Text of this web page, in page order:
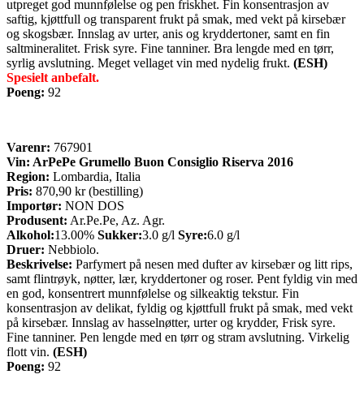
utpreget god munnfølelse og pen friskhet. Fin konsentrasjon av
saftig, kjøttfull og transparent frukt på smak, med vekt på kirsebær
og skogsbær. Innslag av urter, anis og kryddertoner, samt en fin
saltmineralitet. Frisk syre. Fine tanniner. Bra lengde med en tørr,
syrlig avslutning. Meget vellaget vin med nydelig frukt. (ESH)
Spesielt anbefalt.
Poeng: 92
Varenr: 767901
Vin: ArPePe Grumello Buon Consiglio Riserva 2016
Region: Lombardia, Italia
Pris: 870,90 kr (bestilling)
Importør: NON DOS
Produsent: Ar.Pe.Pe, Az. Agr.
Alkohol:13.00% Sukker:3.0 g/l Syre:6.0 g/l
Druer: Nebbiolo.
Beskrivelse: Parfymert på nesen med dufter av kirsebær og litt rips,
samt flintrøyk, nøtter, lær, kryddertoner og roser. Pent fyldig vin med
en god, konsentrert munnfølelse og silkeaktig tekstur. Fin
konsentrasjon av delikat, fyldig og kjøttfull frukt på smak, med vekt
på kirsebær. Innslag av hasselnøtter, urter og krydder, Frisk syre.
Fine tanniner. Pen lengde med en tørr og stram avslutning. Virkelig
flott vin. (ESH)
Poeng: 92